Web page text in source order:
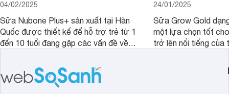
04/02/2025
Sữa Nubone Plus+ sản xuất tại Hàn
Quốc được thiết kế để hỗ trợ trẻ từ 1
đến 10 tuổi đang gặp các vấn đề về
dinh dưỡng. Sản phẩm đến từ thương
hiệu Lotte đứng số 1 Hàn Quốc, với
mức giá thành ổn phù hợp với người
24/01/2025
Sữa Grow Gold
một lựa chọn tốt
trở lên nổi tiếng của
Malaysia. Với thành
đầy đủ và hương vị